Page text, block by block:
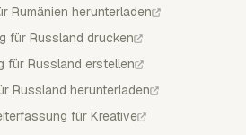
Rumänien herunterladen
für Russland drucken
für Russland erstellen
Russland herunterladen
für Kreative